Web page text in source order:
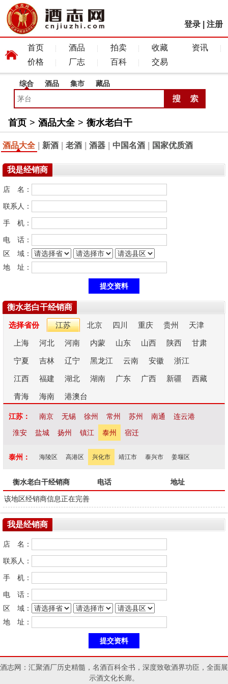
登录 注册
首页 酒品 拍卖 收藏
资讯
价格
厂志 百科 交易
综合 酒品 集市 藏品
首页 > 酒品大全 > 衡水老白干
酒品大全 新酒 老酒 酒器 中国名酒 国家优质酒
我是经销商
店 名：
联系人：
手 机：
电 话：
区 域：
地 址：
衡水老白干经销商
选择省份 江苏 北京 四川 重庆 贵州 天津
上海 河北 河南 内蒙 山东 山西 陕西 甘肃
宁夏 吉林 辽宁 黑龙江 云南 安徽 浙江
江西 福建 湖北 湖南 广东 广西 新疆 西藏
青海 海南 港澳台
江苏： 南京 无锡 徐州 常州 苏州 南通
连云港
淮安
盐城 扬州 镇江 泰州 宿迁
泰州： 海陵区 高港区 兴化市 靖江市 泰兴市 姜堰区
衡水老白干经销商 电话 地址
该地区经销商信息正在完善
我是经销商
店 名：
联系人：
手 机：
电 话：
区 域：
地 址：
酒志网：汇聚酒厂历史精髓，名酒百科全书，深度致敬酒界功臣，全面展
示酒文化长廊。